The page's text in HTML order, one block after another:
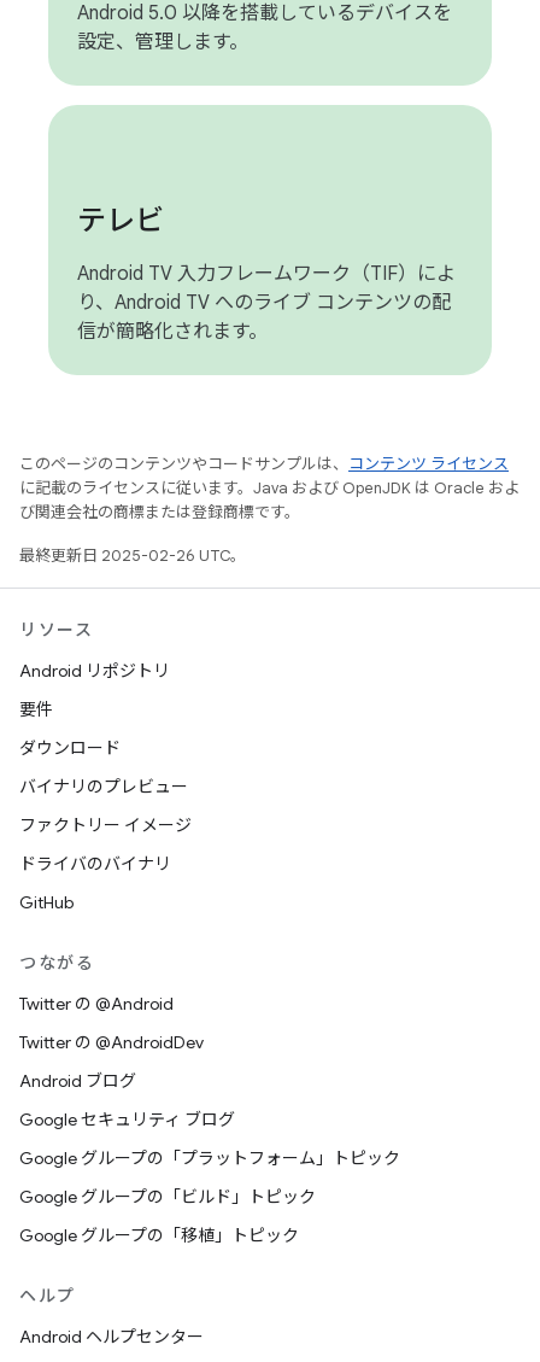
Android 5.0 以降を搭載しているデバイスを
設定、管理します。
テレビ
Android TV 入力フレームワーク（TIF）によ
り、Android TV へのライブ コンテンツの配
信が簡略化されます。
このページのコンテンツやコードサンプルは、
コンテンツ ライセンス
に記載のライセンスに従います。Java および OpenJDK は Oracle およ
び関連会社の商標または登録商標です。
最終更新日 2025-02-26 UTC。
リソース
Android リポジトリ
要件
ダウンロード
バイナリのプレビュー
ファクトリー イメージ
ドライバのバイナリ
GitHub
つながる
Twitter の @Android
Twitter の @AndroidDev
Android ブログ
Google セキュリティ ブログ
Google グループの「プラットフォーム」トピック
Google グループの「ビルド」トピック
Google グループの「移植」トピック
ヘルプ
Android ヘルプセンター